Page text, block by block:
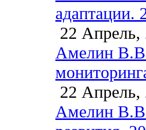
адаптации.
22 Апрель,
Амелин В.В.
22 Апрель,
Амелин В.В.